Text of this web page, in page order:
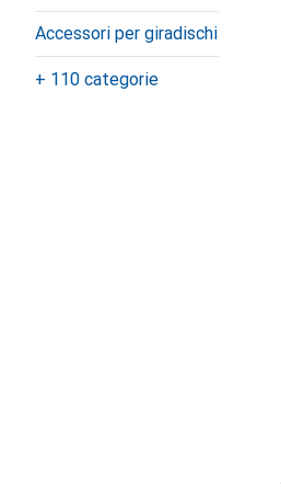
Accessori per giradischi
+ 110 categorie